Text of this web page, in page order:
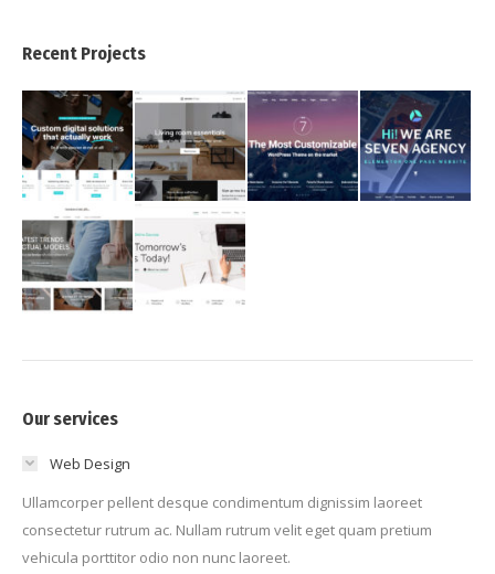
Recent Projects
Our services
Web Design
Ullamcorper pellent desque condimentum dignissim laoreet
consectetur rutrum ac. Nullam rutrum velit eget quam pretium
vehicula porttitor odio non nunc laoreet.